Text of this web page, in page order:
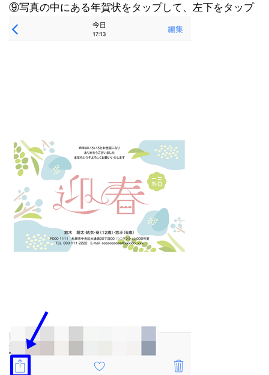
⑨写真の中にある年賀状をタップして、左下をタップ